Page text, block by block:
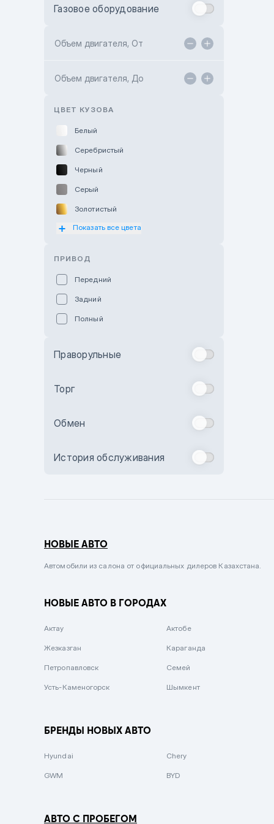
Toyota Kokshetau
Hyundai ShymCity
Газовое оборудование
Объем двигателя, От
Объем двигателя, До
ЦВЕТ КУЗОВА
Белый
Серебристый
Черный
Серый
Золотистый
Оранжевый
Бежевый
Комбинированный
Сиреневый металлик
Вишневый
Зеленый металлик
Показать все цвета
ПРИВОД
Передний
Задний
Полный
Праворульные
Торг
Обмен
История обслуживания
НОВЫЕ АВТО
Автомобили из салона от официальных дилеров Казахстана.
НОВЫЕ АВТО В ГОРОДАХ
Актау Актобе
Жезказган Караганда
Петропавловск Семей
Усть-Каменогорск Шымкент
БРЕНДЫ НОВЫХ АВТО
Hyundai Chery
GWM BYD
АВТО С ПРОБЕГОМ